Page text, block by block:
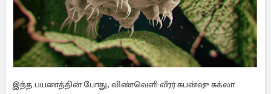
இந்த பயணத்தின் போது, ​​விண்வெளி வீரர் சுபன்ஷு சுக்லா